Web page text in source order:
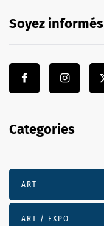
Soyez informés
Categories
ART
ART / EXPO